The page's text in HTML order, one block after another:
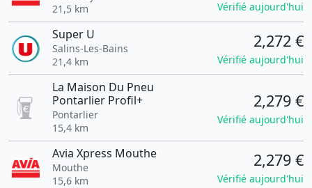
21,5 km
Vérifié aujourd'hui
Super U
Salins-Les-Bains
21,4 km
2,272 €
Vérifié aujourd'hui
La Maison Du Pneu
Pontarlier Profil+
Pontarlier
15,4 km
2,279 €
Vérifié aujourd'hui
Avia Xpress Mouthe
Mouthe
15,6 km
2,279 €
Vérifié aujourd'hui